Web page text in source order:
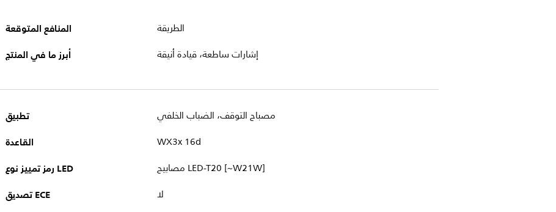
المنافع المتوقعة الطريقة
أبرز ما في المنتج إشارات ساطعة، قيادة أنيقة
تطبيق مصباح التوقف، الضباب الخلفي
القاعدة WX3x 16d
رمز تمييز نوع LED مصابيح LED-T20‏ [~W21W]
تصديق ECE لا